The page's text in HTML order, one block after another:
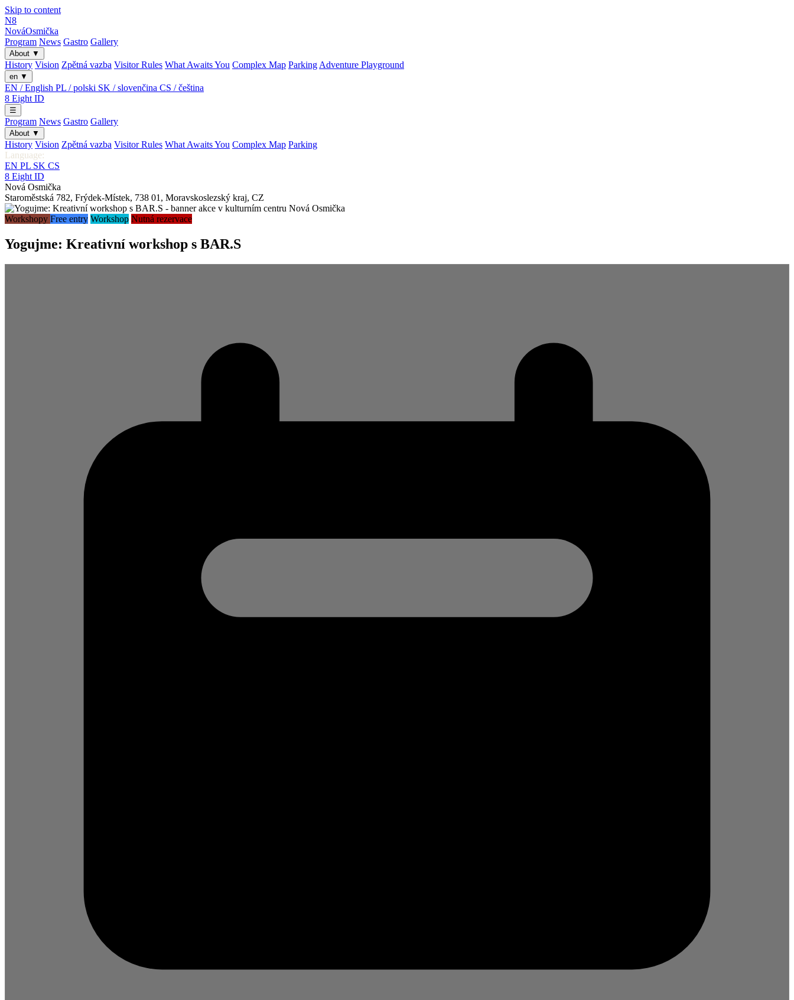
Skip to content
N8
NováOsmička
Program News Gastro Gallery
About ▼
History Vision Zpětná vazba Visitor Rules What Awaits You Complex Map Parking Adventure Playground
en ▼
EN / English PL / polski SK / slovenčina CS / čeština
8 Eight ID
☰
Program News Gastro Gallery
About ▼
History Vision Zpětná vazba Visitor Rules What Awaits You Complex Map Parking
Language:
EN PL SK CS
8 Eight ID
Nová Osmička
Staroměstská 782, Frýdek-Místek, 738 01 , Moravskoslezský kraj, CZ
Workshopy Free entry Workshop Nutná rezervace
Yogujme: Kreativní workshop s BAR.S